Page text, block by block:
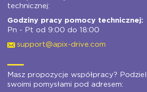
technicznej:
Godziny pracy pomocy technicznej:
Pn - Pt od 9:00 do 18:00
support@apix-drive.com
Masz propozycje współpracy? Podziel
swoimi pomysłami pod adresem: